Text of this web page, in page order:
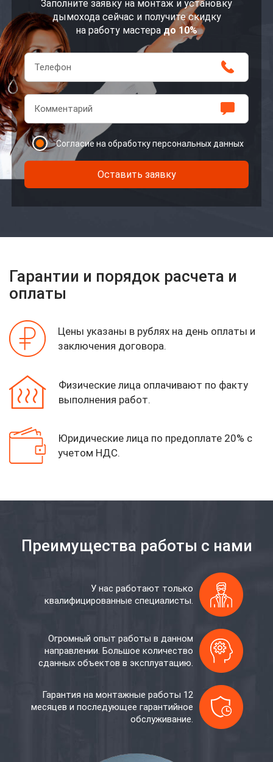
Заполните заявку на монтаж и установку
дымохода сейчас и получите скидку
на работу мастера до 10%
Согласие на обработку персональных данных
Оставить заявку
Гарантии и порядок расчета и
оплаты
Цены указаны в рублях на день оплаты и
заключения договора.
Физические лица оплачивают по факту
выполнения работ.
Юридические лица по предоплате 20% с
учетом НДС.
Преимущества работы с нами
У нас работают только
квалифицированные специалисты.
Огромный опыт работы в данном
направлении. Большое количество
сданных объектов в эксплуатацию.
Гарантия на монтажные работы 12
месяцев и последующее гарантийное
обслуживание.